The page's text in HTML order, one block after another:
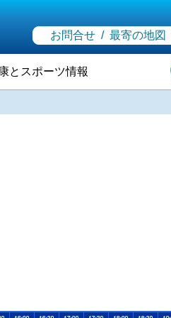
お問合せ / 最寄の地図
とスポーツ情報